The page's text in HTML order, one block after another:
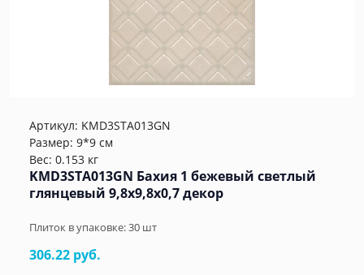
Артикул: KMD3STA013GN
Размер: 9*9 см
Вес: 0.153 кг
KMD3STA013GN Бахия 1 бежевый светлый
глянцевый 9,8x9,8x0,7 декор
Плиток в упаковке:30 шт
306.22 руб.